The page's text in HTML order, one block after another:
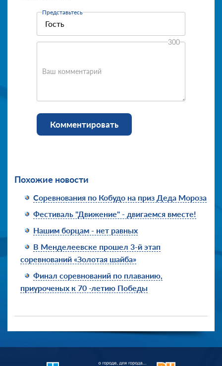
Представьтесь
Ваш комментарий
300
Комментировать
Похожие новости
Соревнования по Кобудо на приз Деда Мороза
Фестиваль "Движение" - двигаемся вместе!
Нашим борцам - нет равных
В Менделеевске прошел 3-й этап
соревнований «Золотая шайба»
Финал соревнований по плаванию,
приуроченых к 70 -летию Победы